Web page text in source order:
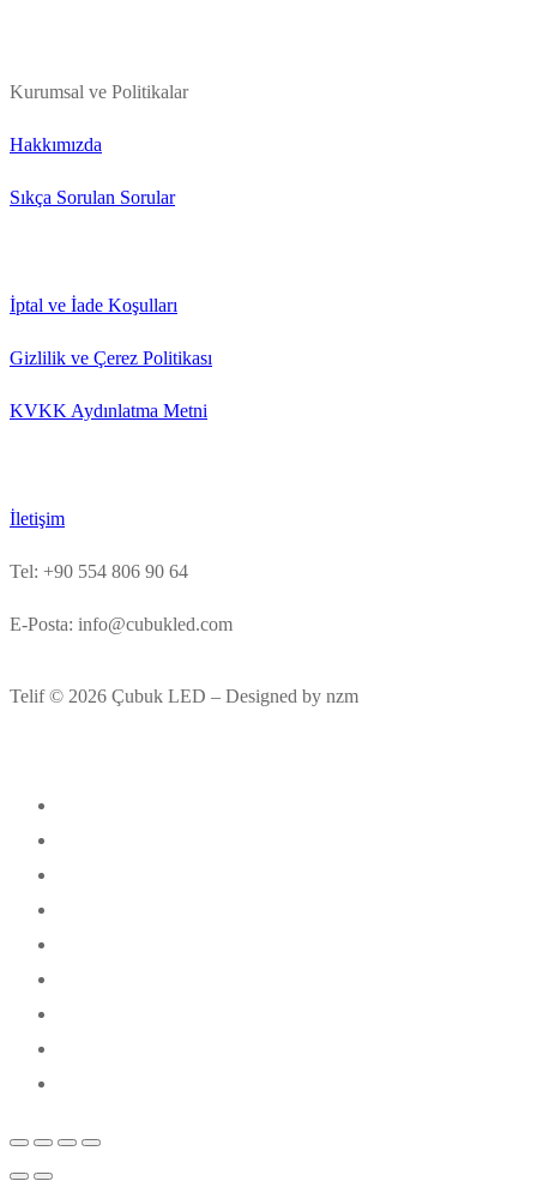
Kurumsal ve Politikalar
Hakkımızda
Sıkça Sorulan Sorular
İptal ve İade Koşulları
Gizlilik ve Çerez Politikası
KVKK Aydınlatma Metni
İletişim
Tel: +90 554 806 90 64
E-Posta: info@cubukled.com
Telif © 2026 Çubuk LED – Designed by nzm